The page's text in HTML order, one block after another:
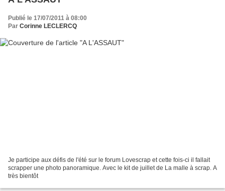
Publié le 17/07/2011 à 08:00
Par Corinne LECLERCQ
Je participe aux défis de l'été sur le forum Lovescrap et cette fois-ci il fallait
scrapper une photo panoramique. Avec le kit de juillet de La malle à scrap. A
très bientôt